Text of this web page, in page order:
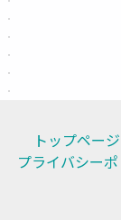
トップページ
プライバシー